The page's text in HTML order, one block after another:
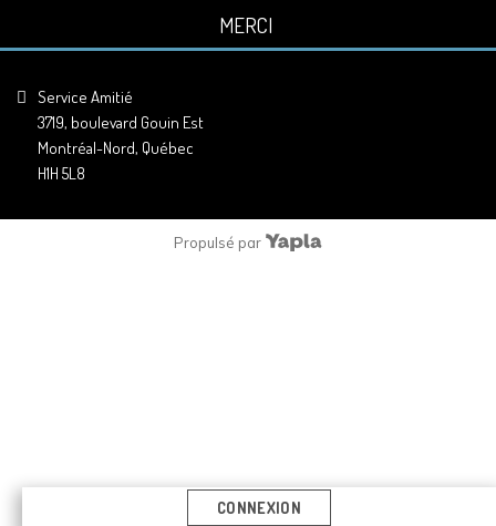
CONNEXION
MERCI
Service Amitié
3719, boulevard Gouin Est
Montréal-Nord, Québec
H1H 5L8
Propulsé par